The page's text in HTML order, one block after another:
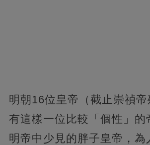
明朝16位皇帝（截止崇禎帝
有這樣一位比較「個性」的
明帝中少見的胖子皇帝，為